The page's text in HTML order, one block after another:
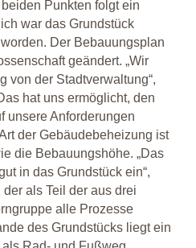
Punkten folgt ein
war das Grundstück
Der Bebauungsplan
geändert. „Wir
von der Stadtverwaltung“,
hat uns ermöglicht, den
unsere Anforderungen
der Gebäudebeheizung ist
die Bebauungshöhe. „Das
in das Grundstück ein“,
als Teil der aus drei
alle Prozesse
des Grundstücks liegt ein